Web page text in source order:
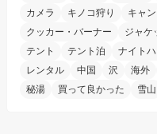
カメラ
キノコ狩り キャ
クッカー・バーナー
ジャケ
テント
テント泊 ナイト
レンタル
中国 沢 海外
秘湯
買って良かった 雪山